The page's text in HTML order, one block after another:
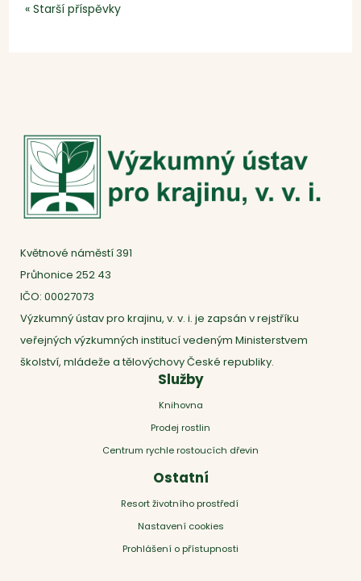
« Starší příspěvky
Květnové náměstí 391
Průhonice 252 43
IČO: 00027073
Výzkumný ústav pro krajinu, v. v. i. je zapsán v rejstříku
veřejných výzkumných institucí vedeným Ministerstvem
školství, mládeže a tělovýchovy České republiky.
Služby
Knihovna
Prodej rostlin
Centrum rychle rostoucích dřevin
Ostatní
Resort životního prostředí
Nastavení cookies
Prohlášení o přístupnosti